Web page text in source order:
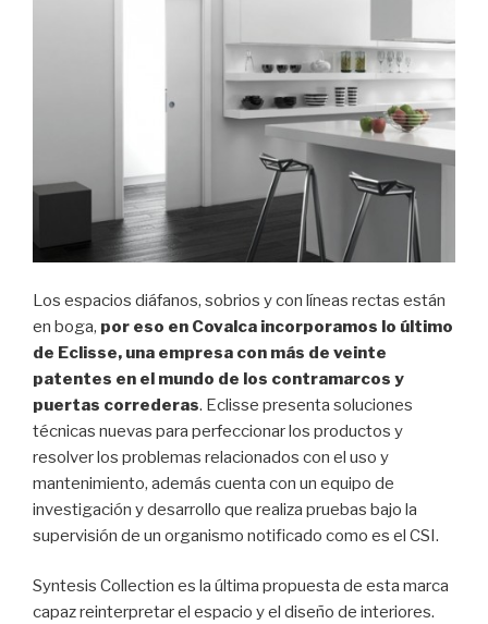
Los espacios diáfanos, sobrios y con líneas rectas están
en boga, por eso en Covalca incorporamos lo último
de Eclisse, una empresa con más de veinte
patentes en el mundo de los contramarcos y
puertas correderas. Eclisse presenta soluciones
técnicas nuevas para perfeccionar los productos y
resolver los problemas relacionados con el uso y
mantenimiento, además cuenta con un equipo de
investigación y desarrollo que realiza pruebas bajo la
supervisión de un organismo notificado como es el CSI.
Syntesis Collection es la última propuesta de esta marca
capaz reinterpretar el espacio y el diseño de interiores.